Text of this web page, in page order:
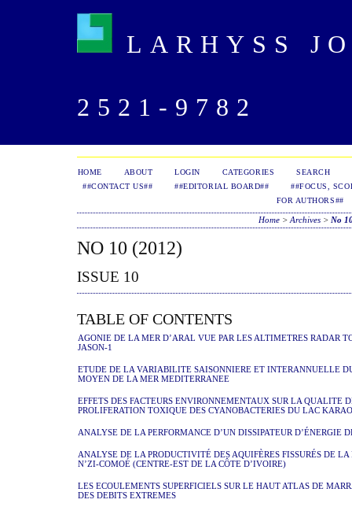
LARHYSS
2521-9782
HOME ABOUT LOGIN CATEGORIES
SEARCH
##CONTACT US##
##EDITORIAL BOARD##
##FOCUS,
FOR AUTHORS##
Home> Archives> No
NO 10 (2012)
ISSUE 10
TABLE OF CONTENTS
AGONIE DE LA MER D’ARAL VUE PAR LES ALTIMETRES RADAR
JASON-1
ETUDE DE LA VARIABILITE SAISONNIERE ET INTERANNUELLE
MOYEN DE LA MER MEDITERRANEE
EFFETS DES FACTEURS ENVIRONNEMENTAUX SUR LA QUALITE
PROLIFERATION TOXIQUE DES CYANOBACTERIES DU LAC
ANALYSE DE LA PERFORMANCE D’UN DISSIPATEUR D’ÉNERGIE
ANALYSE DE LA PRODUCTIVITÉ DES AQUIFÈRES FISSURÉS DE LA
N’ZI-COMOÉ (CENTRE-EST DE LA CÔTE D’IVOIRE)
LES ECOULEMENTS SUPERFICIELS SUR LE HAUT ATLAS DE
DES DEBITS EXTREMES